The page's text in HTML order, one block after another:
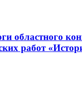
областного
работ